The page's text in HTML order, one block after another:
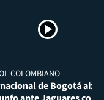
COLOMBIANO
de Bogotá